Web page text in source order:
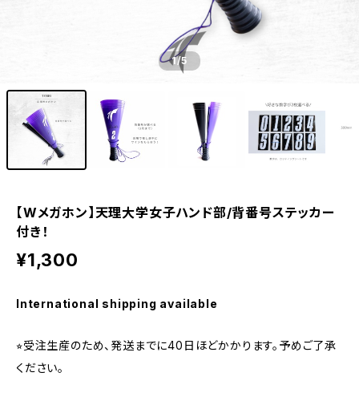
1/5
【Wメガホン】天理大学女子ハンド部/背番号ステッカー
付き！
¥1,300
International shipping available
⭐︎受注生産のため、発送までに40日ほどかかります。予めご了承
ください。